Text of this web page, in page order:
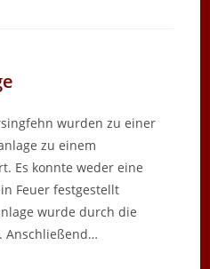
wurden zu einer
zu einem
Es konnte weder eine
Feuer festgestellt
wurde durch die
Anschließend…